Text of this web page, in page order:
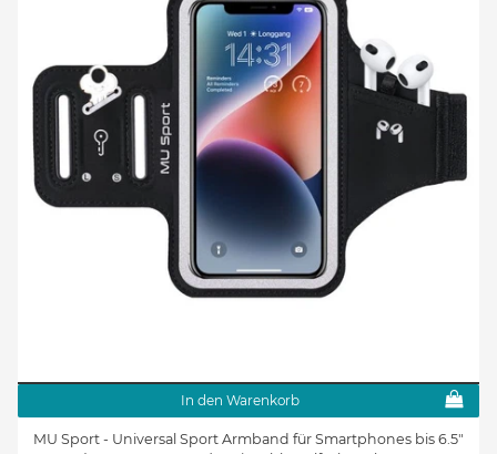
In den Warenkorb
MU Sport - Universal Sport Armband für Smartphones bis 6.5"